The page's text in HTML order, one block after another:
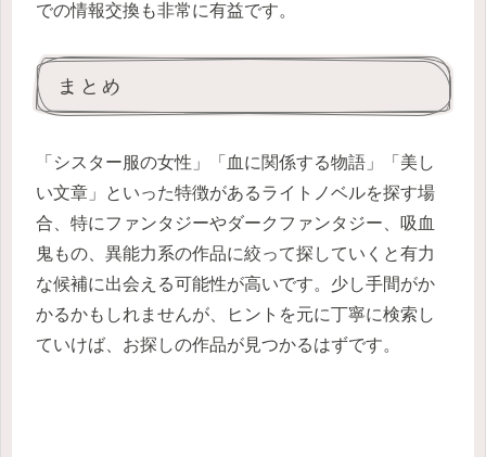
での情報交換も非常に有益です。
まとめ
「シスター服の女性」「血に関係する物語」「美し
い文章」といった特徴があるライトノベルを探す場
合、特にファンタジーやダークファンタジー、吸血
鬼もの、異能力系の作品に絞って探していくと有力
な候補に出会える可能性が高いです。少し手間がか
かるかもしれませんが、ヒントを元に丁寧に検索し
ていけば、お探しの作品が見つかるはずです。